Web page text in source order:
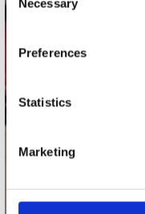
Selection
Necessary
Preferences
Statistics
Marketing